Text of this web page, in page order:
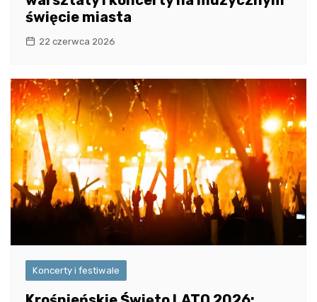
święcie miasta
22 czerwca 2026
Koncerty i festiwale